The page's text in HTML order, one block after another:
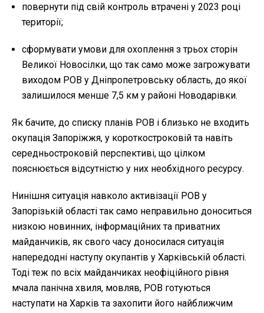
повернути під свій контроль втрачені у 2023 році
території;
сформувати умови для охоплення з трьох сторін
Великої Новосілки, що так само може загрожувати
виходом РОВ у Дніпропетровську область, до якої
залишилося менше 7,5 км у районі Новодарівки.
Як бачите, до списку планів РОВ і близько не входить
окупація Запоріжжя, у короткостроковій та навіть
середньостроковій перспективі, що цілком
пояснюється відсутністю у них необхідного ресурсу.
Нинішня ситуація навколо активізації РОВ у
Запорізькій області так само неправильно доноситься
низкою новинних, інформаційних та приватних
майданчиків, як свого часу доносилася ситуація
напередодні наступу окупантів у Харківській області.
Тоді теж по всіх майданчиках неофіційного рівня
мчала панічна хвиля, мовляв, РОВ готуються
наступати на Харків та захопити його найближчим